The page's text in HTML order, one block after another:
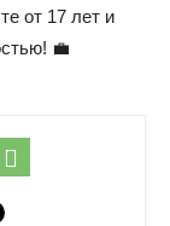
от 17 лет и
💼